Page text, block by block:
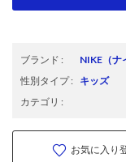
ブランド : NIKE （ナ
性別タイプ: キッズ
カテゴリ :
お気に入り